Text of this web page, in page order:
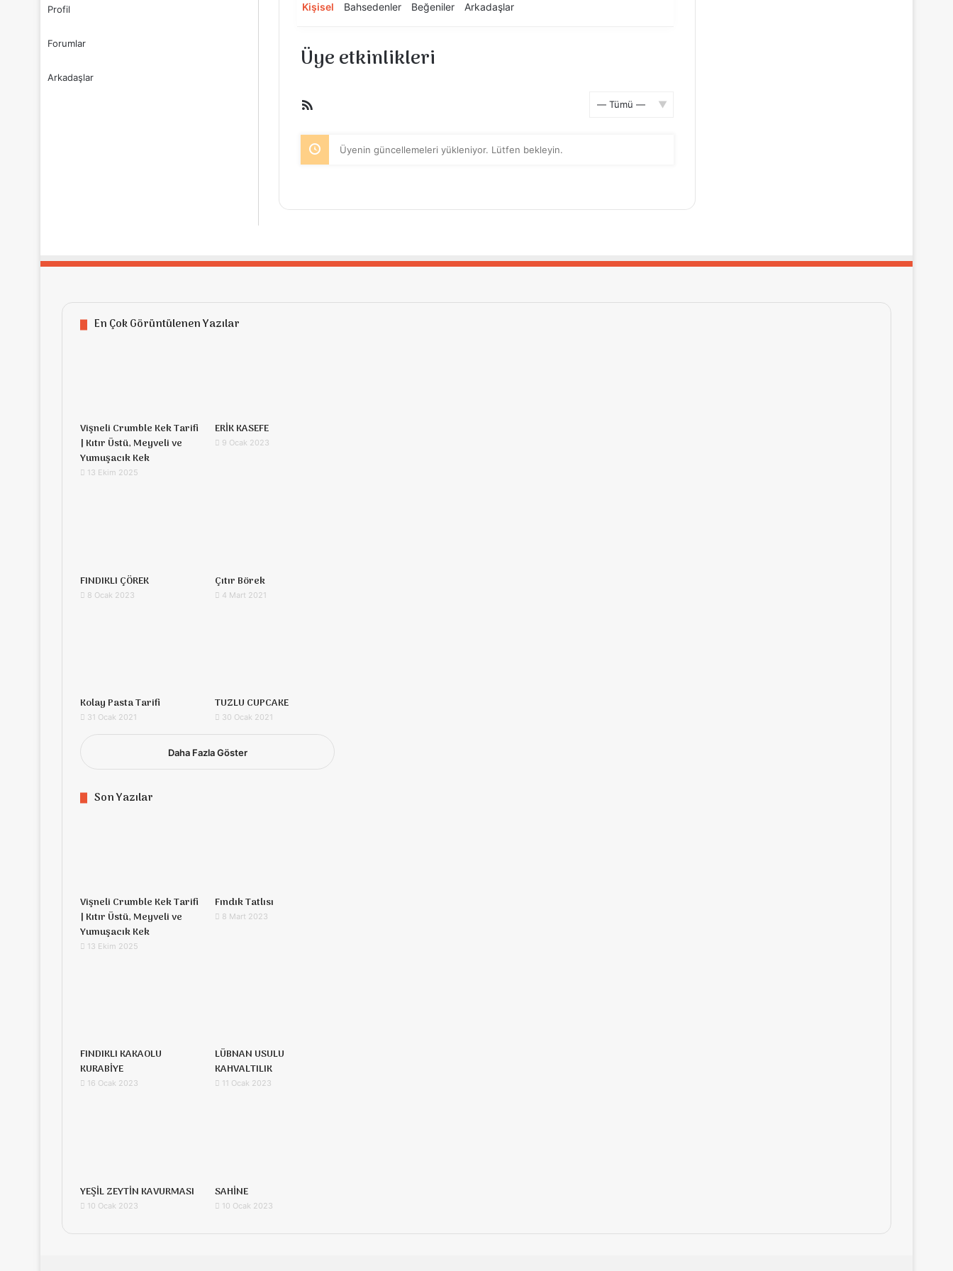
Profil
Forumlar
Arkadaşlar
Kişisel Bahsedenler Beğeniler Arkadaşlar
Üye etkinlikleri
beslemesi
Üyenin güncellemeleri yükleniyor. Lütfen bekleyin.
En Çok Görüntülenen Yazılar
Vişneli Crumble Kek Tarifi
| Kıtır Üstü, Meyveli ve
Yumuşacık Kek
13 Ekim 2025
ERİK KASEFE
9 Ocak 2023
FINDIKLI ÇÖREK
8 Ocak 2023
Çıtır Börek
4 Mart 2021
Kolay Pasta Tarifi
31 Ocak 2021
TUZLU CUPCAKE
30 Ocak 2021
Daha Fazla Göster
Son Yazılar
Vişneli Crumble Kek Tarifi
| Kıtır Üstü, Meyveli ve
Yumuşacık Kek
13 Ekim 2025
Fındık Tatlısı
8 Mart 2023
FINDIKLI KAKAOLU
KURABİYE
16 Ocak 2023
LÜBNAN USULU
KAHVALTILIK
11 Ocak 2023
YEŞİL ZEYTİN KAVURMASI
10 Ocak 2023
SAHİNE
10 Ocak 2023